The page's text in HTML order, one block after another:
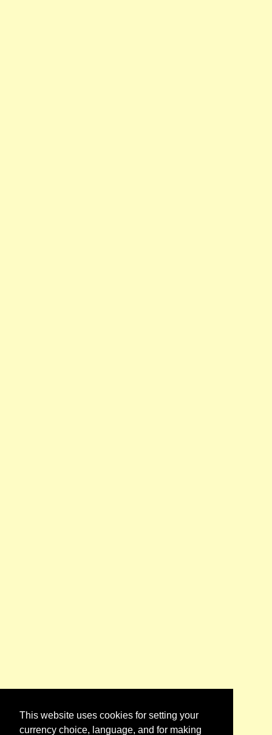
This website uses cookies for setting your
currency choice, language, and for making